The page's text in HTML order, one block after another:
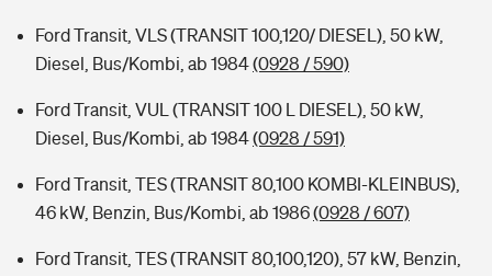
Ford Transit, VLS (TRANSIT 100,120/ DIESEL), 50 kW,
Diesel, Bus/Kombi, ab 1984(0928 / 590)
Ford Transit, VUL (TRANSIT 100 L DIESEL), 50 kW,
Diesel, Bus/Kombi, ab 1984(0928 / 591)
Ford Transit, TES (TRANSIT 80,100 KOMBI-KLEINBUS),
46 kW, Benzin, Bus/Kombi, ab 1986(0928 / 607)
Ford Transit, TES (TRANSIT 80,100,120), 57 kW, Benzin,